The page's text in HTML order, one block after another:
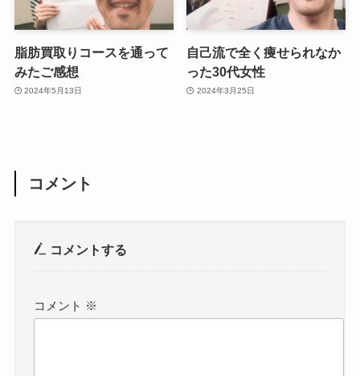
脂肪買取りコースを通って
みたご感想
2024年5月13日
自己流で全く痩せられなか
った30代女性
2024年3月25日
コメント
コメントする
コメント ※